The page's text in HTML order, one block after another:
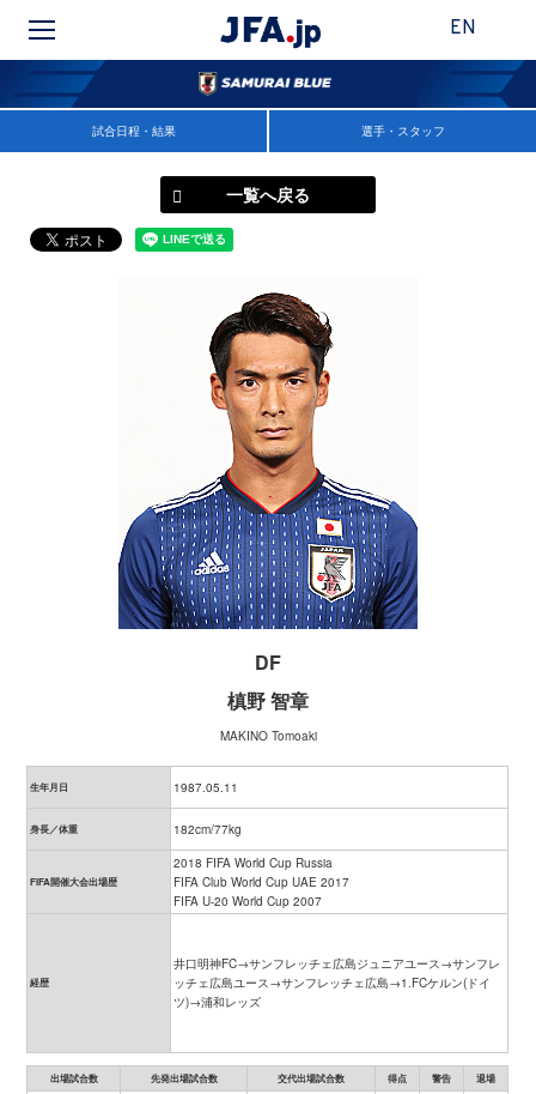
EN
試合日程・結果 選手・スタッフ
一覧へ戻る
DF
槙野 智章
MAKINO Tomoaki
生年月日 1987.05.11
身長／体重 182cm/77kg
FIFA開催大会出場歴
2018 FIFA World Cup Russia
FIFA Club World Cup UAE 2017
FIFA U-20 World Cup 2007
経歴
井口明神FC→サンフレッチェ広島ジュニアユース→サンフレ
ッチェ広島ユース→サンフレッチェ広島→1.FCケルン(ドイ
ツ)→浦和レッズ
出場試合数 先発出場試合数 交代出場試合数 得点 警告 退場